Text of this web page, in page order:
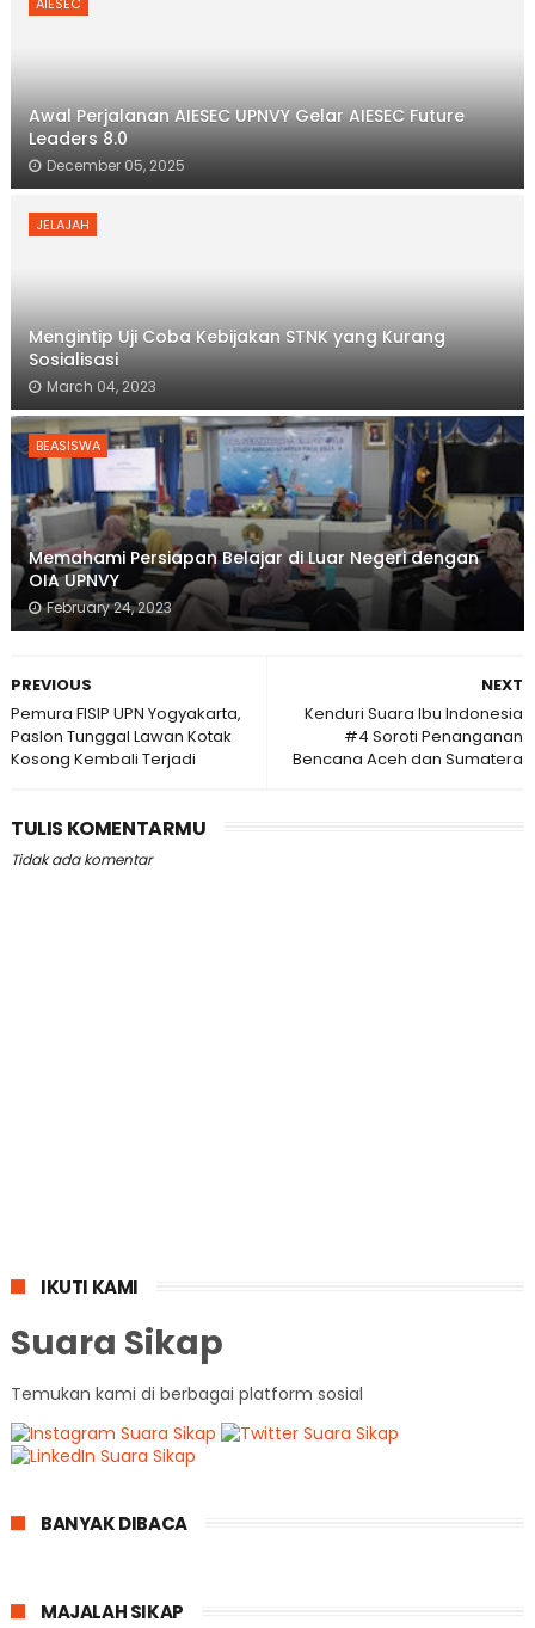
Awal Perjalanan AIESEC UPNVY Gelar AIESEC Future
Leaders 8.0
December 05, 2025
JELAJAH
Mengintip Uji Coba Kebijakan STNK yang Kurang
Sosialisasi
March 04, 2023
BEASISWA
Memahami Persiapan Belajar di Luar Negeri dengan
OIA UPNVY
February 24, 2023
NEXT
Kenduri Suara Ibu Indonesia
#4 Soroti Penanganan
Bencana Aceh dan Sumatera
PREVIOUS
Pemura FISIP UPN Yogyakarta,
Paslon Tunggal Lawan Kotak
Kosong Kembali Terjadi
TULIS KOMENTARMU
Tidak ada komentar
IKUTI KAMI
Suara Sikap
Temukan kami di berbagai platform sosial
BANYAK DIBACA
MAJALAH SIKAP